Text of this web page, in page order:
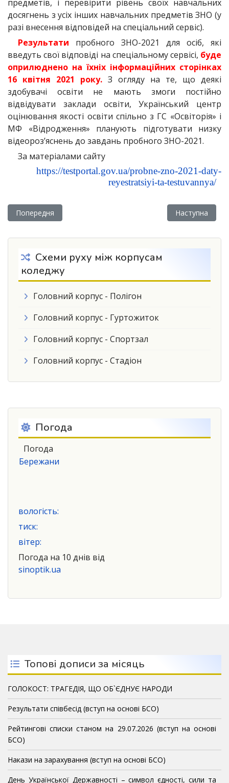
предметів, і перевірити рівень своїх навчальних
досягнень з усіх інших навчальних предметів ЗНО (у
разі внесення відповідей на спеціальний сервіс).
Результати
пробного ЗНО-2021 для осіб, які
введуть свої відповіді на спеціальному сервісі, буде
оприлюднено на їхніх інформаційних сторінках
16 квітня 2021 року. З огляду на те, що деякі
здобувачі освіти не мають змоги постійно
відвідувати заклади освіти, Український центр
оцінювання якості освіти спільно з ГС «Освіторія» і
МФ «Відродження» планують підготувати низку
відеороз’яснень до завдань пробного ЗНО-2021.
За матеріалами сайту
https://testportal.gov.ua/probne-zno-2021-daty-
reyestratsiyi-ta-testuvannya/
Попередня стаття: Засідання степендіальної комісії (16
Попередня Наступна
Наступна
Схеми руху між корпусам
коледжу
Головний корпус - Полігон
Головний корпус - Гуртожиток
Головний корпус - Спортзал
Головний корпус - Стадіон
Погода
Погода
Бережани
вологість:
тиск:
вітер:
Погода на 10 днів від
sinoptik.ua
Топові дописи за місяць
ГОЛОКОСТ: ТРАГЕДІЯ, ЩО ОБ`ЄДНУЄ НАРОДИ
Результати співбесід (вступ на основі БСО)
Рейтингові списки станом на 29.07.2026 (вступ на основі
БСО)
Накази на зарахування (вступ на основі БСО)
День Української Державності – символ єдності, сили та